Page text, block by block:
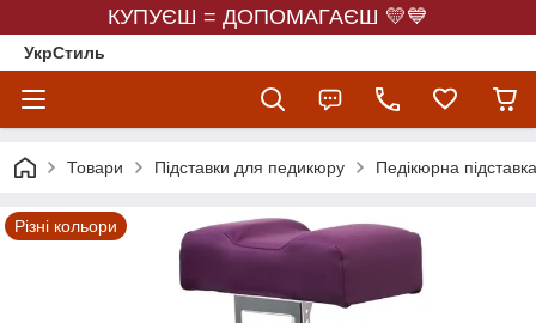
КУПУЄШ = ДОПОМАГАЄШ 💛💙
УкрСтиль
Товари Підставки для педикюру Педікюрна
Різні кольори